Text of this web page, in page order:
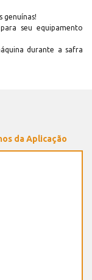
genuínas!
seu equipamento
durante a safra
da Aplicação